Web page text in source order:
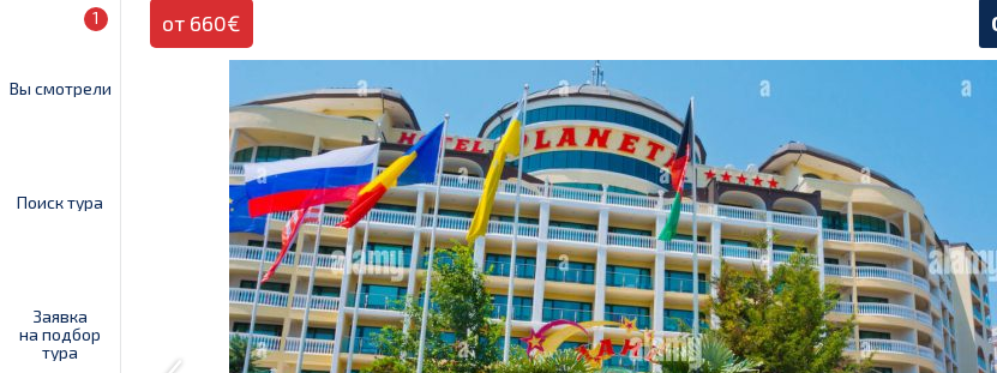
Вы смотрели
1
Поиск тура
Заявка
на подбор
тура
от 660€